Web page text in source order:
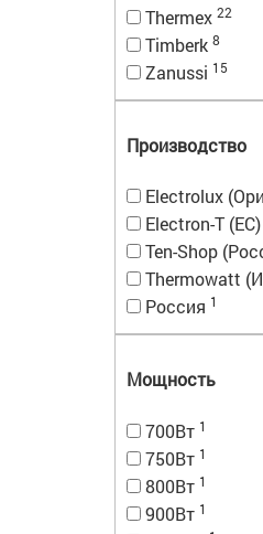
Thermex 22
Timberk 8
Zanussi 15
Производство
Electrolux
Electron-T (EC)
Ten-Shop
Thermowatt
Россия 1
Мощность
700Вт 1
750Вт 1
800Вт 1
900Вт 1